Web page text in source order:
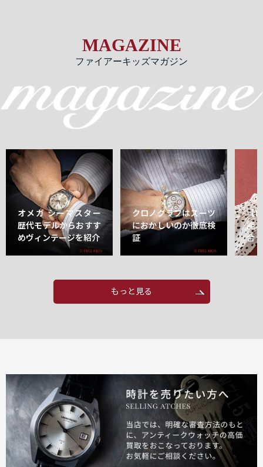
MAGAZINE
ファイアーキッズマガジン
オメガ シーマスター
歴代モデルからおすす
めヴィンテージを紹介
クロノグラフはスーツ
におかしいのか徹底検
証
【
能
合
もっと見る